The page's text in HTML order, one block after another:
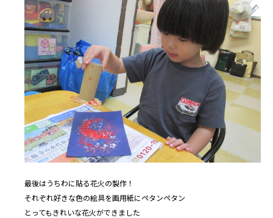
最後はうちわに貼る花火の製作！
それぞれ好きな色の絵具を画用紙にペタンペタン
とってもきれいな花火ができました